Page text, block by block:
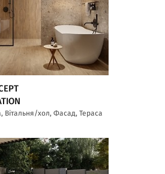
Вітальня/хол, Фасад, Тераса